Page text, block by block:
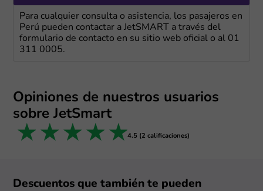
Para cualquier consulta o asistencia, los pasajeros en
Perú pueden contactar a JetSMART a través del
formulario de contacto en su sitio web oficial o al 01
311 0005.
Opiniones de nuestros usuarios
sobre JetSmart
5 stars
4 stars
3 stars
2 stars
1 star 4.5 (2 calificaciones)
Descuentos que también te pueden